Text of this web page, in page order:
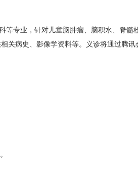
等专业，针对儿童脑肿瘤、脑积水、脊髓
关病史、影像学资料等。义诊将通过腾讯